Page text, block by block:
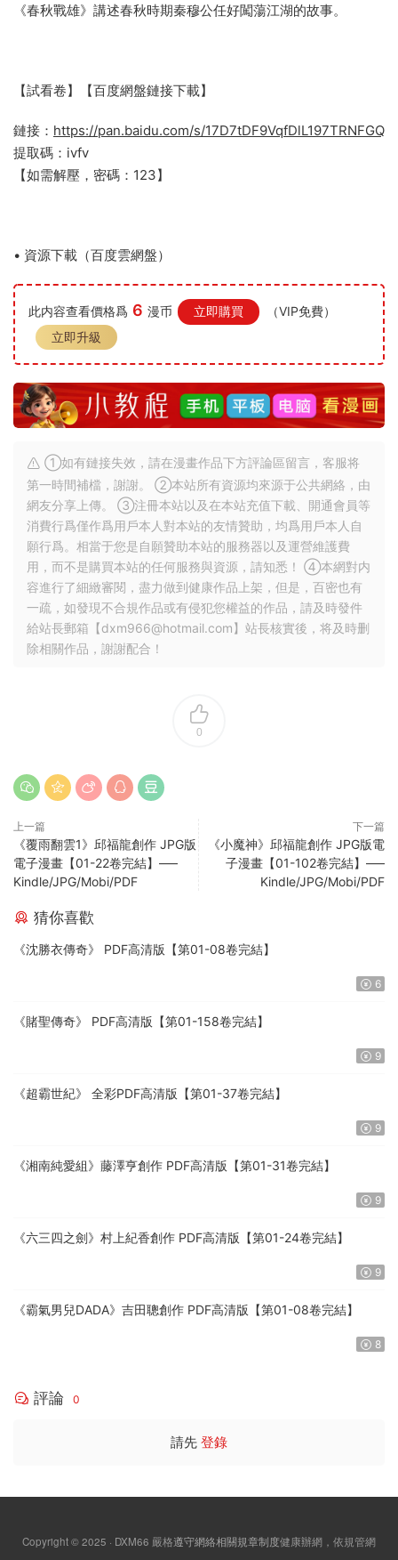
《春秋戰雄》講述春秋時期秦穆公任好闖蕩江湖的故事。
【試看卷】【百度網盤鏈接下載】
鏈接： https://pan.baidu.com/s/17D7tDF9VqfDlL197TRNFGQ
提取碼：ivfv
【如需解壓，密碼：123】
• 資源下載（百度雲網盤）
此内容查看價格爲 6 漫币 立即購買
（VIP免費）
立即升級
①如有鏈接失效，請在漫畫作品下方評論區留言，客服将
第一時間補檔，謝謝。 ②本站所有資源均來源于公共網絡，由
網友分享上傳。 ③注冊本站以及在本站充值下載、開通會員等
消費行爲僅作爲用戶本人對本站的友情贊助，均爲用戶本人自
願行爲。相當于您是自願贊助本站的服務器以及運營維護費
用，而不是購買本站的任何服務與資源，請知悉！ ④本網對内
容進行了細緻審閱，盡力做到健康作品上架，但是，百密也有
一疏，如發現不合規作品或有侵犯您權益的作品，請及時發件
給站長郵箱【dxm966@hotmail.com】站長核實後，将及時删
除相關作品，謝謝配合！
0
上一篇
《覆雨翻雲1》邱福龍創作 JPG版
電子漫畫【01-22卷完結】—–
Kindle/JPG/Mobi/PDF
下一篇
《小魔神》邱福龍創作 JPG版電
子漫畫【01-102卷完結】—–
Kindle/JPG/Mobi/PDF
猜你喜歡
《沈勝衣傳奇》 PDF高清版【第01-08卷完結】
6
《賭聖傳奇》 PDF高清版【第01-158卷完結】
9
《超霸世紀》 全彩PDF高清版【第01-37卷完結】
9
《湘南純愛組》藤澤亨創作 PDF高清版【第01-31卷完結】
9
《六三四之劍》村上紀香創作 PDF高清版【第01-24卷完結】
9
《霸氣男兒DADA》吉田聰創作 PDF高清版【第01-08卷完結】
8
評論 0
請先 登錄
Copyright © 2025 · DXM66 嚴格遵守網絡相關規章制度健康辦網，依規管網